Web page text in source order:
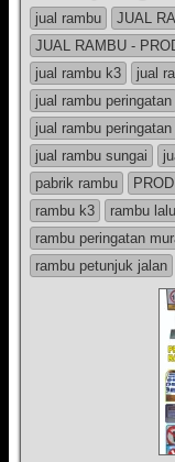
jual rambu
JUAL
JUAL RAMBU -
jual rambu k3
jual
jual rambu peringatan
jual rambu
jual rambu sungai
pabrik rambu
rambu k3
rambu
rambu peringatan
rambu petunjuk jalan